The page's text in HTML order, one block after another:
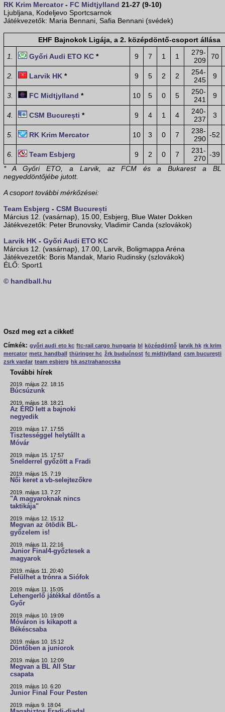
RK Krim Mercator- FC Midtjylland 21-27 (9-10)
Ljubljana, Kodeljevo Sportcsarnok
Játékvezetők: Maria Bennani, Safia Bennani (svédek)
EHF Bajnokok Ligája, a 2. középdöntő-csoport állása
1. Győri Audi ETO KC * 9 7 1 1
279-
209
70
2. Larvik HK * 9 5 2 2
254-
245
9
3. FC Midtjylland * 10 5 0 5
250-
241
9
4. CSM București * 9 4 1 4
240-
237
3
5. RK Krim Mercator 10 3 0 7
238-
290 -52
6. Team Esbjerg 9 2 0 7
231-
270 -39
* A Győri ETO, a Larvik, az FCM és a Bukarest a BL
negyeddöntőjébe jutott.
A csoport további mérkőzései:
Team Esbjerg - CSM București
Március 12. (vasárnap), 15.00, Esbjerg, Blue Water Dokken
Játékvezetők: Peter Brunovsky, Vladimir Canda (szlovákok)
Larvik HK - Győri Audi ETO KC
Március 12. (vasárnap), 17.00, Larvik, Boligmappa Aréna
Játékvezetők: Boris Mandak, Mario Rudinsky (szlovákok)
ÉLŐ: Sport1
© handball.hu
Oszd meg ezt a cikket!
Címkék: győri audi eto kc ftc-rail cargo hungaria bl középdöntő larvik hk rk krim
mercator metz handball thüringer hc žrk budućnost fc midtjylland csm bucureşti
zsrk vardar team esbjerg hk asztrahanocska
További hírek
2019. május 22. 18:15
Búcsúzunk
2019. május 18. 18:21
Az ÉRD lett a bajnoki
negyedik
2019. május 17. 17:55
Tisztességgel helytállt a
Móvár
2019. május 15. 17:57
Snelderrel győzött a Fradi
2019. május 15. 7:19
Női keret a vb-selejtezőkre
2019. május 13. 7:27
"A magyaroknak nincs
taktikája"
2019. május 12. 15:12
Megvan az ötödik BL-
győzelem is!
2019. május 11. 22:16
Junior Final4-győztesek a
magyarok
2019. május 11. 20:40
Felülhet a trónra a Siófok
2019. május 11. 15:05
Lehengerlő játékkal döntős a
Győr
2019. május 10. 19:09
Móváron is kikapott a
Békéscsaba
2019. május 10. 15:12
Döntőben a juniorok
2019. május 10. 12:09
Megvan a BL All Star
csapata
2019. május 10. 6:20
Junior Final Four Pesten
2019. május 9. 18:04